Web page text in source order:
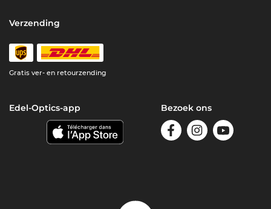
Verzending
Gratis ver- en retourzending
Edel-Optics-app Bezoek ons